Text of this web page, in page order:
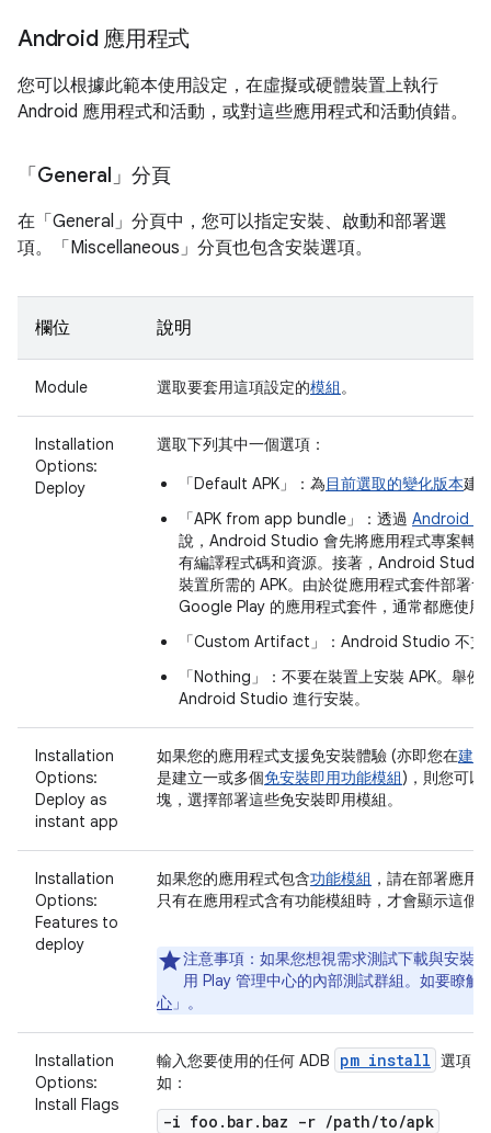
Android 應用程式
您可以根據此範本使用設定，在虛擬或硬體裝置上執行
Android 應用程式和活動，或對這些應用程式和活動偵錯。
「General」分頁
在「General」 分頁中，您可以指定安裝、啟動和部署選
項。「Miscellaneous」 分頁也包含安裝選項。
欄位 說明
Module 選取要套用這項設定的模組。
Installation
Options:
Deploy
選取下列其中一個選項：
「Default APK」
：為目前選取的變化版本建
「APK from app bundle」
：透過 Android
說，Android Studio 會先將應用程式專案轉
有編譯程式碼和資源。接著，Android
裝置所需的 APK。由於從應用程式套件部署
Google Play 的應用程式套件，通常都應使用
「Custom Artifact」
：Android Studio 不支
「Nothing」
：不要在裝置上安裝 APK。舉
Android Studio 進行安裝。
Installation
Options:
Deploy as
instant app
如果您的應用程式支援免安裝體驗 (亦即您在建
是建立一或多個免安裝即用功能模組)，則您可
塊，選擇部署這些免安裝即用模組。
Installation
Options:
Features to
deploy
如果您的應用程式包含功能模組 ，請在部署應用
只有在應用程式含有功能模組時，才會顯示這個
注意事項： 如果您想視需求測試下載與安裝
用 Play 管理中心的內部測試群組。如要瞭解
心 」。
Installation
Options:
Install Flags
輸入您要使用的任何 ADB pm install 選項；
如：
-i foo.bar.baz -r /path/to/apk